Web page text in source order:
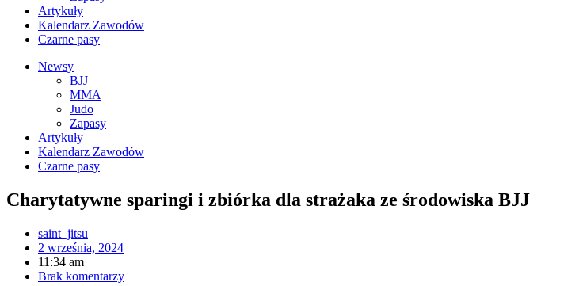
Artykuły
Kalendarz Zawodów
Czarne pasy
Newsy
BJJ
MMA
Judo
Zapasy
Artykuły
Kalendarz Zawodów
Czarne pasy
Charytatywne sparingi i zbiórka dla strażaka ze środowiska BJJ
saint_jitsu
2 września, 2024
11:34 am
Brak komentarzy